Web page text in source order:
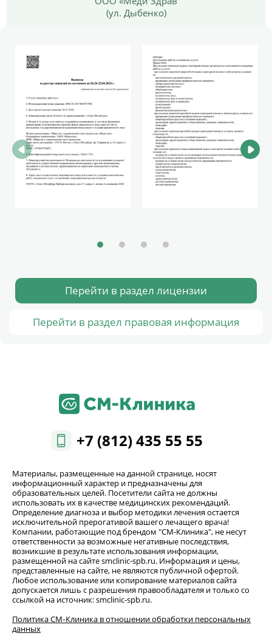
(ул. Дыбенко)
Перейти в раздел лицензии
Перейти в раздел правовая информация
+7 (812) 435 55 55
Материалы, размещенные на данной странице, носят
информационный характер и предназначены для
образовательных целей. Посетители сайта не должны
использовать их в качестве медицинских рекомендаций.
Определение диагноза и выбор методики лечения остается
исключительной прерогативой вашего лечащего врача!
Компании, работающие под брендом "СМ-Клиника", не несут
ответственности за возможные негативные последствия,
возникшие в результате использования информации,
размещенной на сайте smclinic-spb.ru. Информация и цены,
представленные на сайте, не являются публичной офертой.
Любое использование или копирование материалов сайта
допускается лишь с разрешения правообладателя и только со
ссылкой на источник: smclinic-spb.ru.
Политика СМ‑Клиника в отношении обработки персональных
данных